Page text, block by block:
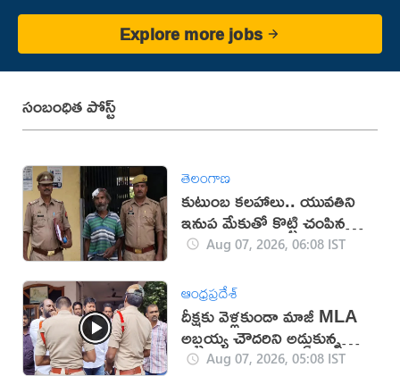
Explore more jobs
సంబంధిత పోస్ట్
తెలంగాణ
కుటుంబ కలహాలు.. యువతిని
ఇనుప మేకుతో కొట్టి చంపిన
తండ్రిAug 07, 2026, 06:08 IST
ఆంధ్రప్రదేశ్
దీక్షకు వెళ్లకుండా మాజీ MLA
అబ్బ‌య్య చౌద‌రిని అడ్డుకున్న
పోలీసులు (వీడియో)
Aug 07, 2026, 05:08 IST